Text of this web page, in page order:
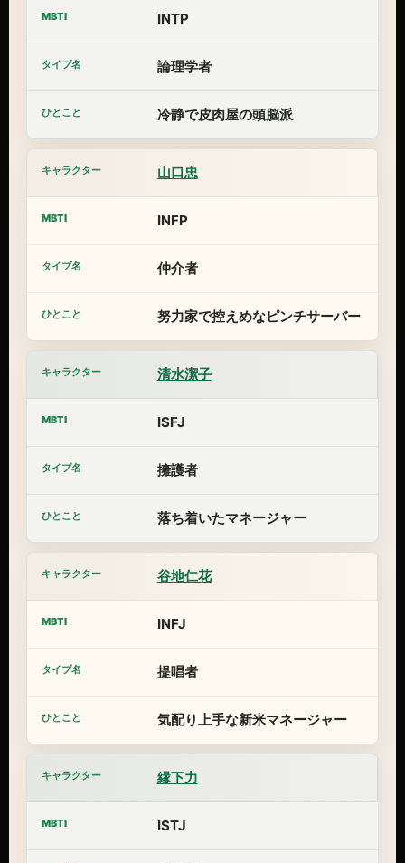
INTP
論理学者
冷静で皮肉屋の頭脳派
山口忠
INFP
仲介者
努力家で控えめなピンチサーバー
清水潔子
ISFJ
擁護者
落ち着いたマネージャー
谷地仁花
INFJ
提唱者
気配り上手な新米マネージャー
縁下力
ISTJ